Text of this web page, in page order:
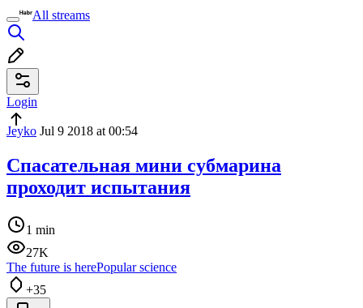
All streams
Login
Jeyko Jul 9 2018 at 00:54
Спасательная мини субмарина
проходит испытания
1 min
27K
The future is herePopular science
+35